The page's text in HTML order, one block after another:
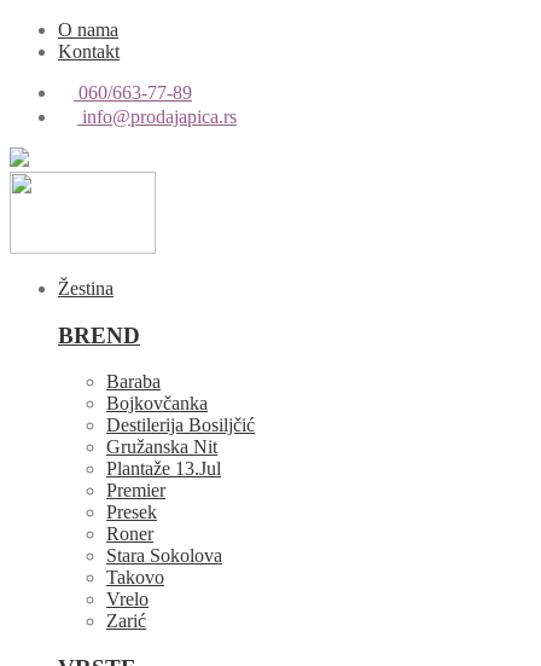
O nama
Kontakt
060/663-77-89
info@prodajapica.rs
Žestina
BREND
Baraba
Bojkovčanka
Destilerija Bosiljčić
Gružanska Nit
Plantaže 13.Jul
Premier
Presek
Roner
Stara Sokolova
Takovo
Vrelo
Zarić